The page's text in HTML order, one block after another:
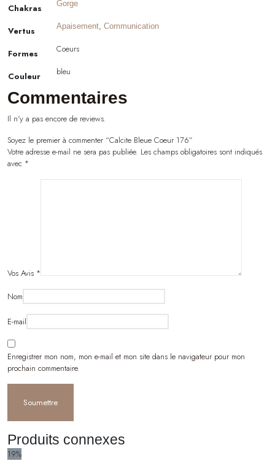
Chakras Gorge
Vertus Apaisement, Communication
Formes Coeurs
Couleur bleu
Commentaires
Il n'y a pas encore de reviews.
Soyez le premier à commenter “Calcite Bleue Coeur 176”
Votre adresse e-mail ne sera pas publiée. Les champs obligatoires sont indiqués
avec *
Vos Avis *
Nom
E-mail
Enregistrer mon nom, mon e-mail et mon site dans le navigateur pour mon
prochain commentaire.
Produits connexes
19%